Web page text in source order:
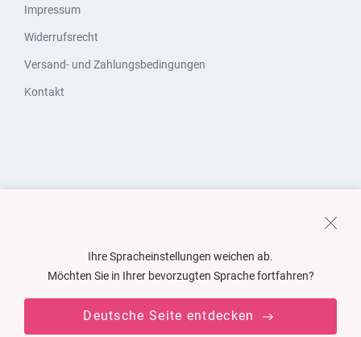
Impressum
Widerrufsrecht
Versand- und Zahlungsbedingungen
Kontakt
Ihre Spracheinstellungen weichen ab.
Möchten Sie in Ihrer bevorzugten Sprache fortfahren?
Deutsche Seite entdecken